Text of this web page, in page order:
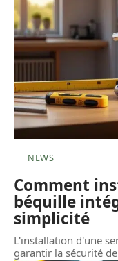
NEWS
Comment
béquille
simplicité
L'installation d'une
garantir la sécurité